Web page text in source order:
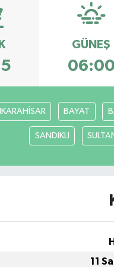
GÜNEŞ
06:00
BAYAT
SANDIKLI
11